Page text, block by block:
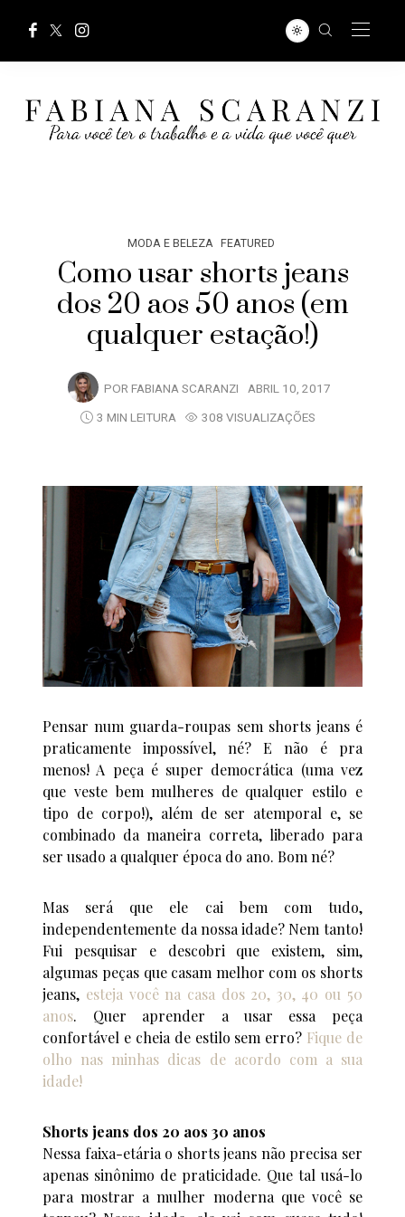
MODA E BELEZA FEATURED
Como usar shorts jeans
dos 20 aos 50 anos (em
qualquer estação!)
POR FABIANA SCARANZI ABRIL 10, 2017
3 MIN LEITURA
308 VISUALIZAÇÕES
Pensar num guarda-roupas sem shorts jeans é
praticamente impossível, né? E não é pra
menos! A peça é super democrática (uma vez
que veste bem mulheres de qualquer estilo e
tipo de corpo!), além de ser atemporal e, se
combinado da maneira correta, liberado para
ser usado a qualquer época do ano. Bom né?
Mas será que ele cai bem com tudo,
independentemente da nossa idade? Nem tanto!
Fui pesquisar e descobri que existem, sim,
algumas peças que casam melhor com os shorts
jeans, esteja você na casa dos 20, 30, 40 ou 50
anos. Quer aprender a usar essa peça
confortável e cheia de estilo sem erro? Fique de
olho nas minhas dicas de acordo com a sua
idade!
Shorts jeans dos 20 aos 30 anos
Nessa faixa-etária o shorts jeans não precisa ser
apenas sinônimo de praticidade. Que tal usá-lo
para mostrar a mulher moderna que você se